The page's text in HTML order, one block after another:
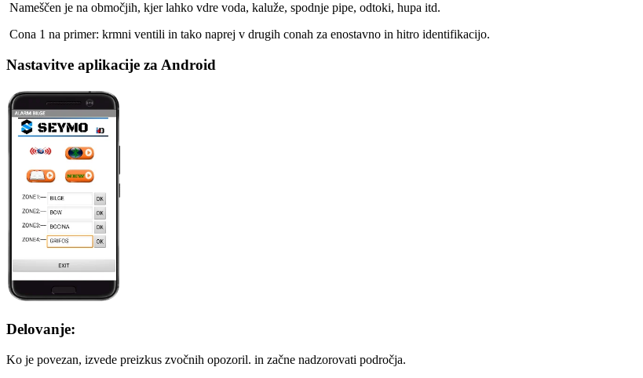
Nameščen je na območjih, kjer lahko vdre voda, kaluže, spodnje pipe, odtoki, hupa itd.
Cona 1 na primer: krmni ventili in tako naprej v drugih conah za enostavno in hitro identifikacijo.
Nastavitve aplikacije za Android
Delovanje:
Ko je povezan, izvede preizkus zvočnih opozoril. in začne nadzorovati področja.